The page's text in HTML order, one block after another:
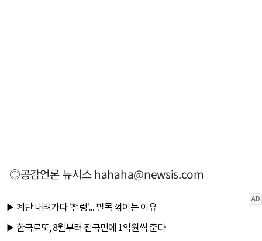
◎공감언론 뉴시스hahaha@newsis.com